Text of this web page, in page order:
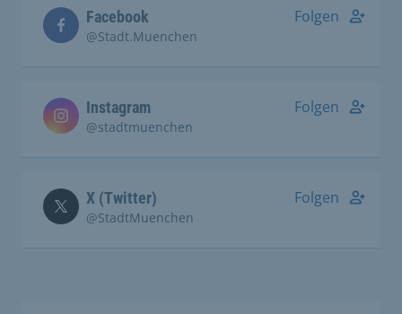
Facebook
@Stadt.Muenchen
Folgen
Instagram
@stadtmuenchen
Folgen
X (Twitter)
@StadtMuenchen
Folgen